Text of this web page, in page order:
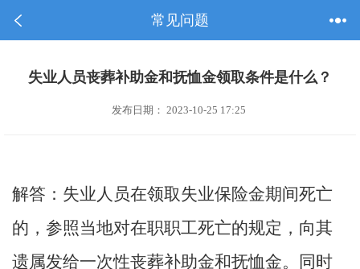
常见问题
失业人员丧葬补助金和抚恤金领取条件是什么？
发布日期： 2023-10-25 17:25
解答：失业人员在领取失业保险金期间死亡
的，参照当地对在职职工死亡的规定，向其
遗属发给一次性丧葬补助金和抚恤金。同时